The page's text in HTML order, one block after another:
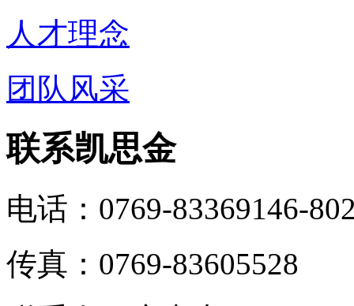
人才理念
团队风采
联系凯思金
电话：0769-83369146-
传真：0769-83605528